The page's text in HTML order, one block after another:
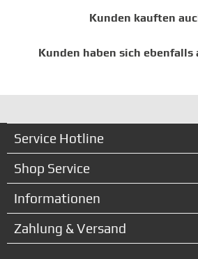
Kunden kauften
Kunden haben sich ebenfalls
Service Hotline
Shop Service
Informationen
Zahlung & Versand